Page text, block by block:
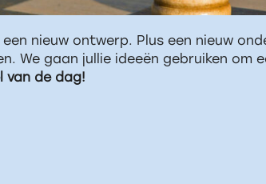
nieuw ontwerp. Plus een nieuw
We gaan jullie ideeën gebruiken om
van de dag!